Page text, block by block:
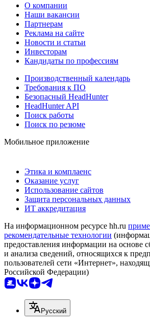
О компании
Наши вакансии
Партнерам
Реклама на сайте
Новости и статьи
Инвесторам
Кандидаты по профессиям
Производственный календарь
Требования к ПО
Безопасный HeadHunter
HeadHunter API
Поиск работы
Поиск по резюме
Мобильное приложение
Этика и комплаенс
Оказание услуг
Использование сайтов
Защита персональных данных
ИТ аккредитация
На информационном ресурсе hh.ru
рекомендательные технологии
предоставления информации на основе
и анализа сведений, относящихся к
пользователей сети «Интернет»,
Российской Федерации)
Русский